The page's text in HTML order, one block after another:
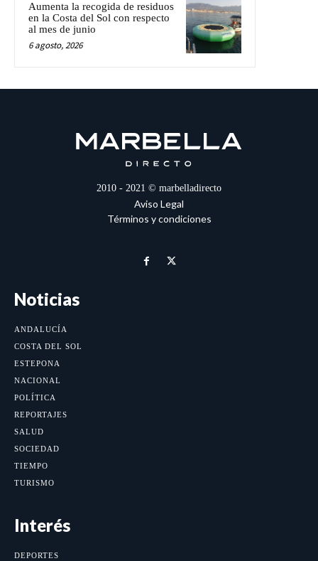
Aumenta la recogida de residuos
en la Costa del Sol con respecto
al mes de junio
6 agosto, 2026
2010 - 2021 © marbelladirecto
Aviso Legal
Términos y condiciones
Noticias
ANDALUCÍA
COSTA DEL SOL
ESTEPONA
NACIONAL
POLÍTICA
REPORTAJES
SALUD
SOCIEDAD
TIEMPO
TURISMO
Interés
DEPORTES